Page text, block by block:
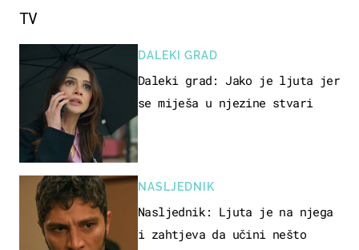
TV
DALEKI GRAD
Daleki grad: Jako je ljuta jer
se miješa u njezine stvari
NASLJEDNIK
Nasljednik: Ljuta je na njega
i zahtjeva da učini nešto